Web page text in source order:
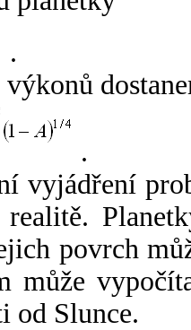
.
.
vyjádření
realitě.
povrch
může
od Slunce.